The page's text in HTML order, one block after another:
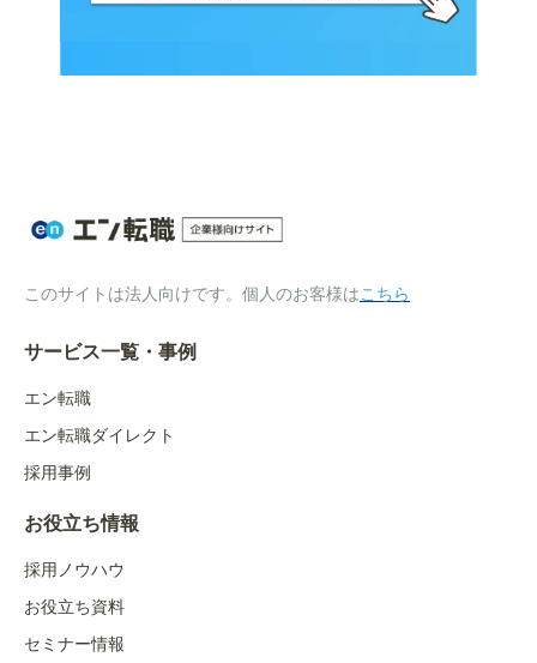
このサイトは法人向けです。個人のお客様はこちら
サービス一覧・事例
エン転職
エン転職ダイレクト
採用事例
お役立ち情報
採用ノウハウ
お役立ち資料
セミナー情報